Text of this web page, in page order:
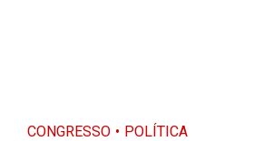
CONGRESSO POLÍTICA